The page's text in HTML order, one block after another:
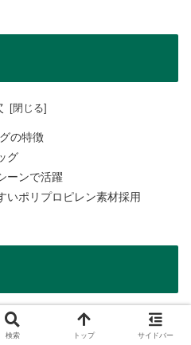
の特徴
グ
ーンで活躍
いポリプロピレン素材採用
します。
検索 トップ サイドバー